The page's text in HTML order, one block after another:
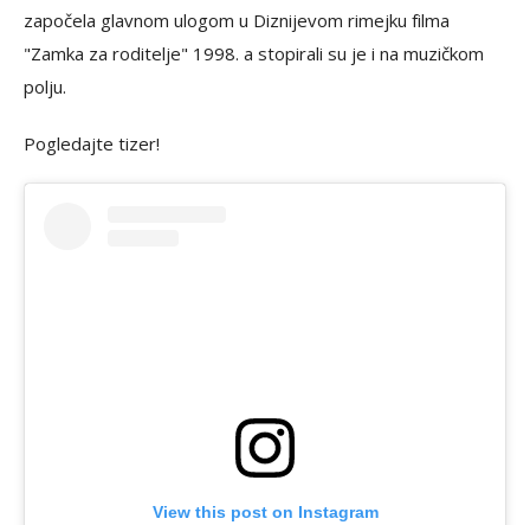
započela glavnom ulogom u Diznijevom rimejku filma
"Zamka za roditelje" 1998. a stopirali su je i na muzičkom
polju.
Pogledajte tizer!
View this post on Instagram